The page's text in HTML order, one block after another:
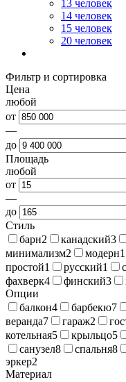
13 человек
14 человек
15 человек
20 человек
Фильтр и сортировка
Цена
любой
от
—
до
Площадь
любой
от
—
до
Стиль
барн2 канадский3
минимализм2 модерн1
простой1 русский1
фахверк4 финский3
Опции
балкон4 барбекю7
веранда7 гараж2
котельная5 крыльцо5
санузел8 спальня8
эркер2
Материал